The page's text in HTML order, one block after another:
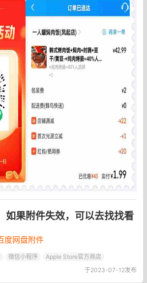
如果附件失效，可以去找找看
度网盘附件
微信小程序
Apple Store官方商店
于2023-07-12发布